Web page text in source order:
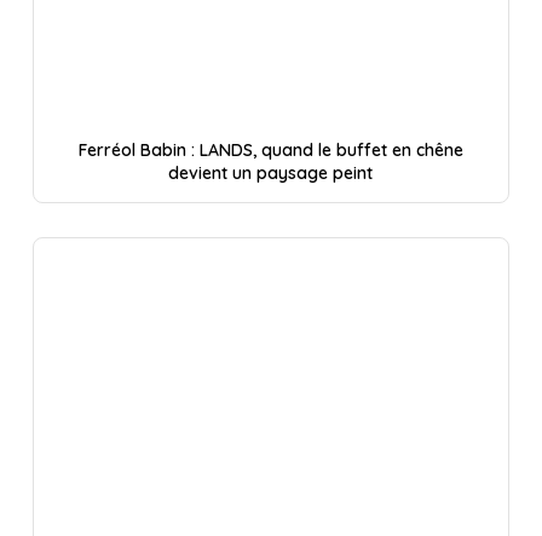
Ferréol Babin : LANDS, quand le buffet en chêne
devient un paysage peint